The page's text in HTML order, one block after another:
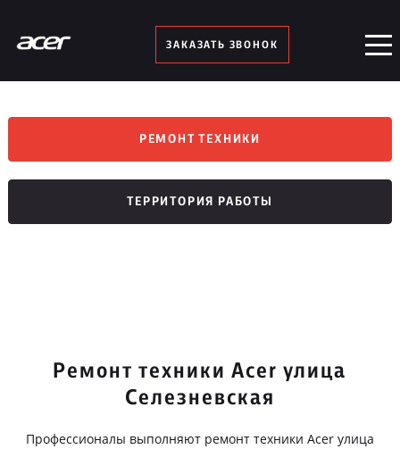
ЗАКАЗАТЬ ЗВОНОК
РЕМОНТ ТЕХНИКИ
ТЕРРИТОРИЯ РАБОТЫ
Ремонт техники Acer улица
Селезневская
Профессионалы выполняют ремонт техники Acer улица